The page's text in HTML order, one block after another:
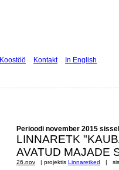
Koostöö Kontakt In English
Perioodi november 2015
LINNARETK
AVATUD MAJADE
26.nov | projektis Linnaretked |